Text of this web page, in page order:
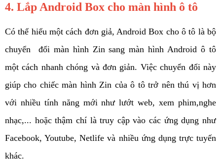
4. Lắp Android Box cho màn hình ô tô
Có thể hiểu một cách đơn giả, Android Box cho ô tô là bộ
chuyển  đổi màn hình Zin sang màn hình Android ô tô
một cách nhanh chóng và đơn giản. Việc chuyển đổi này
giúp cho chiếc màn hình Zin của ô tô trở nên thú vị hơn
với nhiều tính năng mới như lướt web, xem phim,nghe
nhạc,... hoặc thậm chí là truy cập vào các ứng dụng như
Facebook, Youtube, Netlife và nhiều ứng dụng trực tuyến
khác.